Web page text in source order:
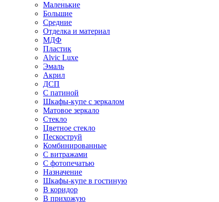
Маленькие
Большие
Средние
Отделка и материал
МДФ
Пластик
Alvic Luxe
Эмаль
Акрил
ДСП
С патиной
Шкафы-купе с зеркалом
Матовое зеркало
Стекло
Цветное стекло
Пескоструй
Комбинированные
С витражами
С фотопечатью
Назначение
Шкафы-купе в гостиную
В коридор
В прихожую